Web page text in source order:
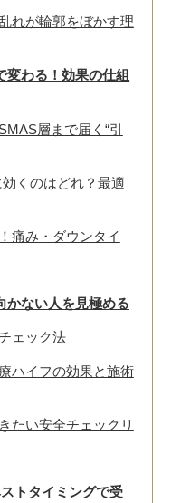
れが輪郭をぼかす理
変わる！効果の仕組
層まで届く“引
くのはどれ？最適
痛み・ダウンタイ
かない人を見極める
ェック法
ハイフの効果と施術
たい安全チェックリ
トタイミングで受